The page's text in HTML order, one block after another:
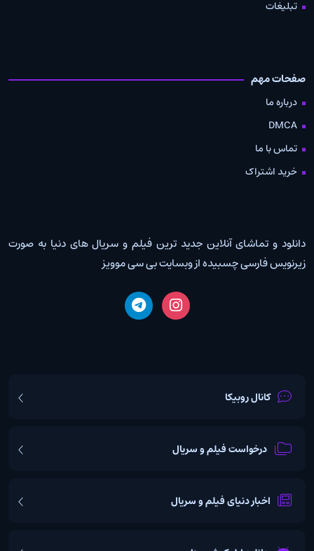
تبلیغات
صفحات مهم
درباره ما
DMCA
تماس با ما
خرید اشتراک
دانلود و تماشای آنلاین جدید ترین فیلم و سریال های دنیا به صورت
زیرنویس فارسی چسبیده از وبسایت بی سی موویز
کانال روبیکا
درخواست فیلم و سریال
اخبار دنیای فیلم و سریال